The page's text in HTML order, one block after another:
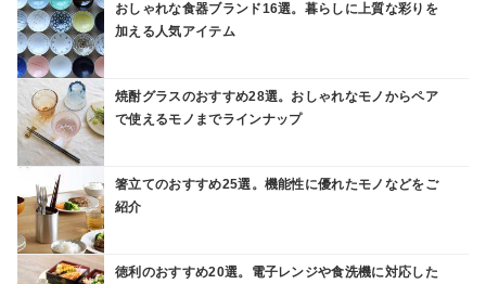
おしゃれな食器ブランド16選。暮らしに上質な彩りを
加える人気アイテム
焼酎グラスのおすすめ28選。おしゃれなモノからペア
で使えるモノまでラインナップ
箸立てのおすすめ25選。機能性に優れたモノなどをご
紹介
徳利のおすすめ20選。電子レンジや食洗機に対応した